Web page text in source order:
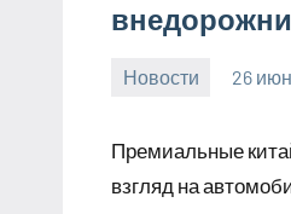
Новости 26
Премиальные
взгляд на